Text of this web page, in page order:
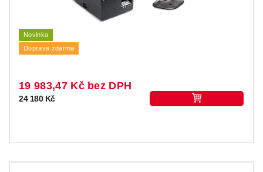
Novinka
Doprava zdarma
19 983,47 Kč bez DPH
24 180 Kč